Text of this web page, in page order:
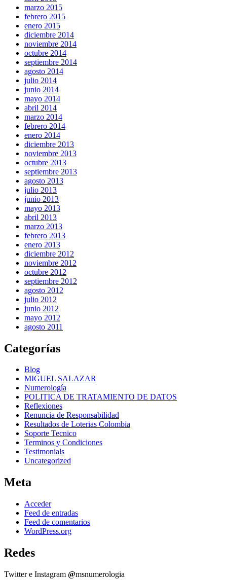
marzo 2015
febrero 2015
enero 2015
diciembre 2014
noviembre 2014
octubre 2014
septiembre 2014
agosto 2014
julio 2014
junio 2014
mayo 2014
abril 2014
marzo 2014
febrero 2014
enero 2014
diciembre 2013
noviembre 2013
octubre 2013
septiembre 2013
agosto 2013
julio 2013
junio 2013
mayo 2013
abril 2013
marzo 2013
febrero 2013
enero 2013
diciembre 2012
noviembre 2012
octubre 2012
septiembre 2012
agosto 2012
julio 2012
junio 2012
mayo 2012
agosto 2011
Categorías
Blog
MIGUEL SALAZAR
Numerología
POLITICA DE TRATAMIENTO DE DATOS
Reflexiones
Renuncia de Responsabilidad
Resultados de Loterias Colombia
Soporte Tecnico
Terminos y Condiciones
Testimonials
Uncategorized
Meta
Acceder
Feed de entradas
Feed de comentarios
WordPress.org
Redes
Twitter e Instagram @msnumerologia